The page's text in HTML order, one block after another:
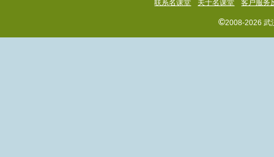
联系名课堂 关于名课堂 客户服务
©2008-2026 武